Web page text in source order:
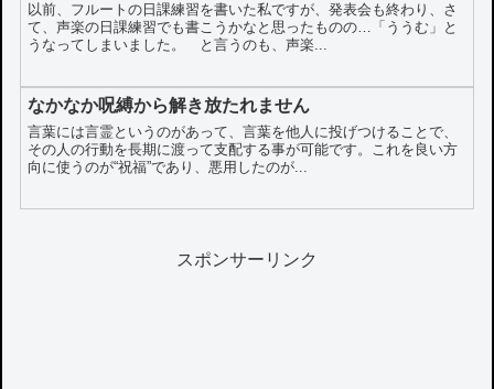
以前、フルートの日課練習を書いた私ですが、発表会も終わり、さ
て、声楽の日課練習でも書こうかなと思ったものの…「ううむ」と
うなってしまいました。 と言うのも、声楽...
なかなか呪縛から解き放たれません
言葉には言霊というのがあって、言葉を他人に投げつけることで、
その人の行動を長期に渡って支配する事が可能です。これを良い方
向に使うのが“祝福”であり、悪用したのが...
スポンサーリンク